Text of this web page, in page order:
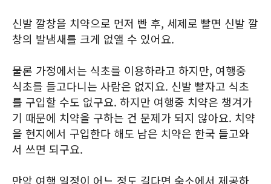
신발 깔창을 치약으로 먼저 빤 후, 세제로 빨면 신발 깔
창의 발냄새를 크게 없앨 수 있어요.
물론 가정에서는 식초를 이용하라고 하지만, 여행중
식초를 들고다니는 사람은 없지요. 신발 빨자고 식초
를 구입할 수도 없구요. 하지만 여행중 치약은 챙겨가
기 때문에 치약을 구하는 건 문제가 되지 않아요. 치약
을 현지에서 구입한다 해도 남은 치약은 한국 들고와
서 쓰면 되구요.
만악 여행 일정이 어느 정도 길다면 숙소에서 제공하